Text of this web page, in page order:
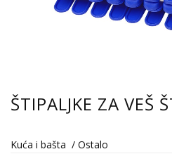
ŠTIPALJKE ZA VEŠ
Kuća i bašta / Ostalo